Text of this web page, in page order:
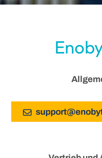
support@